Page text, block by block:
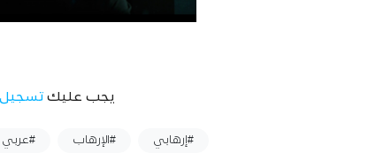
يجب عليك تسجيل
#إرهابي #الإرهاب #عربي